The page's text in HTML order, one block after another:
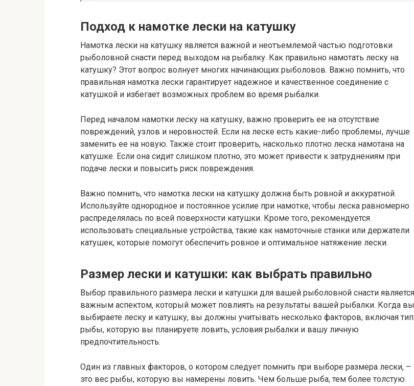
Подход к намотке лески на катушку
Намотка лески на катушку является важной и неотъемлемой частью подготовки
рыболовной снасти перед выходом на рыбалку. Как правильно намотать леску на
катушку? Этот вопрос волнует многих начинающих рыболовов. Важно помнить, что
правильная намотка лески гарантирует надежное и качественное соединение с
катушкой и избегает возможных проблем во время рыбалки.
Перед началом намотки леску на катушку, важно проверить ее на отсутствие
повреждений, узлов и неровностей. Если на леске есть какие-либо проблемы, лучше
заменить ее на новую. Также стоит проверить, насколько плотно леска намотана на
катушке. Если она сидит слишком плотно, это может привести к затруднениям при
подаче лески и повысить риск повреждения.
Важно помнить, что намотка лески на катушку должна быть ровной и аккуратной.
Используйте однородное и постоянное усилие при намотке, чтобы леска равномерно
распределялась по всей поверхности катушки. Кроме того, рекомендуется
использовать специальные устройства, такие как намоточные станки или держатели
катушек, которые помогут обеспечить ровное и оптимальное натяжение лески.
Размер лески и катушки: как выбрать правильно
Выбор правильного размера лески и катушки для вашей рыболовной снасти является
важным аспектом, который может повлиять на результаты вашей рыбалки. Когда вы
выбираете леску и катушку, вы должны учитывать несколько факторов, включая тип
рыбы, которую вы планируете ловить, условия рыбалки и вашу личную
предпочтительность.
Один из главных факторов, о котором следует помнить при выборе размера лески, –
это вес рыбы, которую вы намерены ловить. Чем больше рыба, тем более толстую